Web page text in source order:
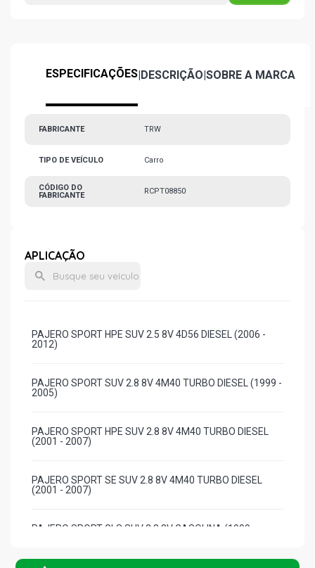
ESPECIFICAÇÕES|DESCRIÇÃO|SOBRE A MARCA
FABRICANTE TRW
TIPO DE VEÍCULO Carro
CÓDIGO DO
FABRICANTE
RCPT08850
APLICAÇÃO
PAJERO SPORT HPE SUV 2.5 8V 4D56 DIESEL (2006 -
2012)
PAJERO SPORT SUV 2.8 8V 4M40 TURBO DIESEL (1999 -
2005)
PAJERO SPORT HPE SUV 2.8 8V 4M40 TURBO DIESEL
(2001 - 2007)
PAJERO SPORT SE SUV 2.8 8V 4M40 TURBO DIESEL
(2001 - 2007)
PAJERO SPORT GLS SUV 2.8 8V GASOLINA (1999 -